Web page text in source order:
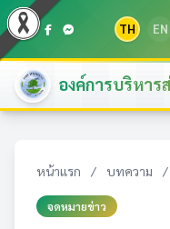
TH EN
องค์การบริหา
หน้าแรก / บทความ /
จดหมายข่าว